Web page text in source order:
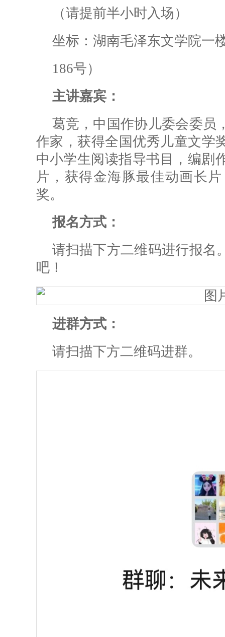
（请提前半小时入场）
坐标：湖南毛泽东文学院一
186号）
主讲嘉宾：
葛竞，中国作协儿委会委员
作家，获得全国优秀儿童文学
中小学生阅读指导书目，编剧
片，获得金海豚最佳动画长
奖。
报名方式：
请扫描下方二维码进行报名
吧！
进群方式：
请扫描下方二维码进群。